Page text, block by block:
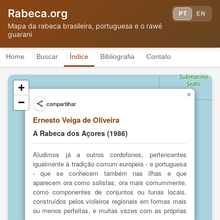
Rabeca.org
Mapa da rabeca brasileira, portuguesa e o rawé
guarani
PT EN
Home Buscar Índice Bibliografia Contato
compartilhar
Ernesto Veiga de Oliveira
A Rabeca dos Açores (1986)
Aludimos já a outros cordofones, pertencentes
igualmente à tradição comum europeia - e portuguesa
- que se conhecem também nas ilhas e que
aparecem ora como solistas, ora mais comummente,
como componentes de conjuntos ou tunas locais,
construídos pelos violeiros regionais em formas mais
ou menos perfeitas, e muitas vezes com as próprias
×
+
−
Geniolito
Coral de Punta Porã, Paraguai
Padre Louis
Berger
Violino e rabeca em San Ignacio de
Iguazú
TF
Peru
San Francisco
Concierto para violín y pájaros
(1601)
Portugal